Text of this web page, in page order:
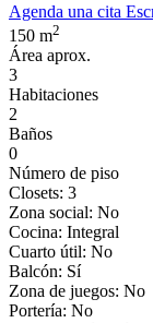
Agenda una cita
150 m2
Área aprox.
3
Habitaciones
2
Baños
0
Número de piso
Closets: 3
Zona social: No
Cocina: Integral
Cuarto útil: No
Balcón: Sí
Zona de juegos: No
Portería: No